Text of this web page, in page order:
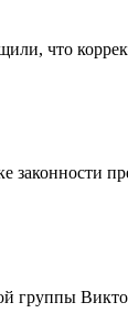
что
законности
группы